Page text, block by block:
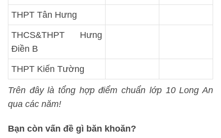
THPT Tân Hưng
THCS&THPT Hưng
Điền B
THPT Kiến Tường
Trên đây là tổng hợp điểm chuẩn lớp 10 Long An
qua các năm!
Bạn còn vấn đề gì băn khoăn?